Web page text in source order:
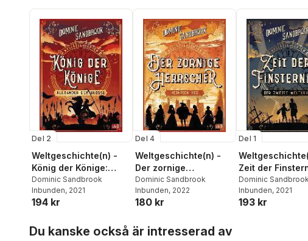
Del 2
Weltgeschichte(n) -
König der Könige:
Alexander der Große
Dominic Sandbrook
Inbunden, 2021
194 kr
Del 4
Weltgeschichte(n) -
Der zornige
Herrscher: Heinrich
VIII.
Dominic Sandbrook
Inbunden, 2022
180 kr
Del 1
Zeit der
Zweite Weltkrieg
Dominic Sandbrook
Inbunden, 2021
193 kr
Du kanske också är intresserad av